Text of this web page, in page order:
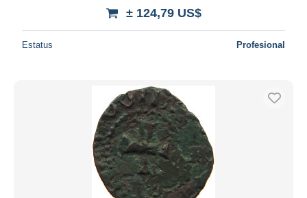
± 124,79 US$
Estatus Profesional